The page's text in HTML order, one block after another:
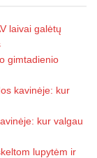
laivai galėtų
gimtadienio
kavinėje: kur
kur valgau
lupytėm ir